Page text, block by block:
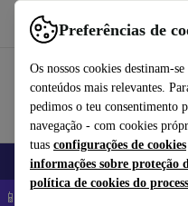
Preferências de
Os nossos cookies destinam-
conteúdos mais relevantes.
pedimos o teu consentimento
navegação - com cookies
tuas configurações de cookies
informações sobre proteção
política de cookies do
Use o refurbed de forma rápida e
Tecnologia Desporto E-
📱 Poupa 5% EXTRA em